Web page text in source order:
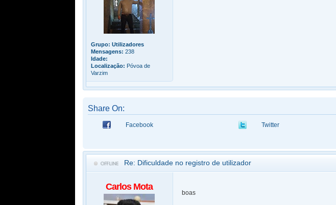
Grupo: Utilizadores
Mensagens: 238
Idade:
Localização: Póvoa de
Varzim
Share On:
Facebook Twitter
Re: Dificuldade no registro de utilizador
Carlos Mota
boas